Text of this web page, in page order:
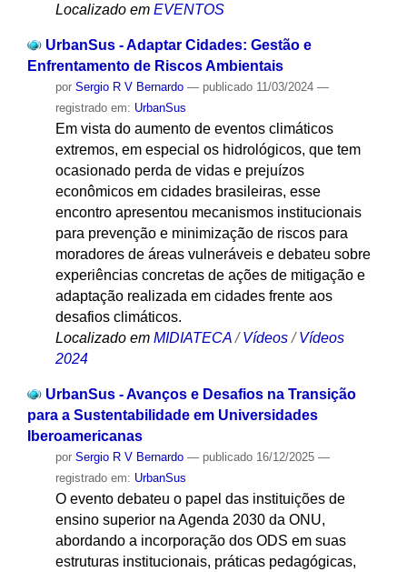
Localizado em EVENTOS
UrbanSus - Adaptar Cidades: Gestão e
Enfrentamento de Riscos Ambientais
por Sergio R V Bernardo — publicado11/03/2024 —
registrado em: UrbanSus
Em vista do aumento de eventos climáticos
extremos, em especial os hidrológicos, que tem
ocasionado perda de vidas e prejuízos
econômicos em cidades brasileiras, esse
encontro apresentou mecanismos institucionais
para prevenção e minimização de riscos para
moradores de áreas vulneráveis e debateu sobre
experiências concretas de ações de mitigação e
adaptação realizada em cidades frente aos
desafios climáticos.
Localizado em MIDIATECA /Vídeos /Vídeos
2024
UrbanSus - Avanços e Desafios na Transição
para a Sustentabilidade em Universidades
Iberoamericanas
por Sergio R V Bernardo — publicado16/12/2025 —
registrado em: UrbanSus
O evento debateu o papel das instituições de
ensino superior na Agenda 2030 da ONU,
abordando a incorporação dos ODS em suas
estruturas institucionais, práticas pedagógicas,